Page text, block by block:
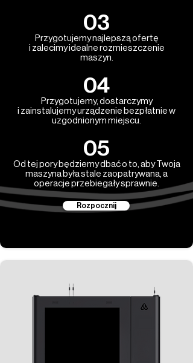
03
Przygotujemy najlepszą ofertę
i zalecimy idealne rozmieszczenie
maszyn.
04
Przygotujemy, dostarczymy
i zainstalujemy urządzenie bezpłatnie w
uzgodnionym miejscu.
05
Od tej pory będziemy dbać o to, aby Twoja
maszyna była stale zaopatrywana, a
operacje przebiegały sprawnie.
Rozpocznij